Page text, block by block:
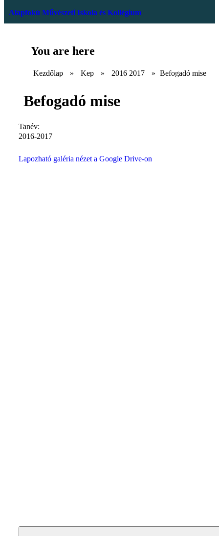
Alapfokú Művészeti Iskola és Kollégium
You are here
Kezdőlap » Kep » 2016 2017 » Befogadó mise
Befogadó mise
Tanév:
2016-2017
Lapozható galéria nézet a Google Drive-on